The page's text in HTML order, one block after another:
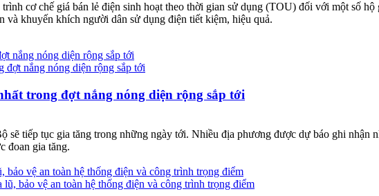
cơ chế giá bán lẻ điện sinh hoạt theo thời gian sử dụng (TOU) đối với một số
và khuyến khích người dân sử dụng điện tiết kiệm, hiệu quả.
nắng nóng diện rộng sắp tới
trong đợt nắng nóng diện rộng sắp tới
sẽ tiếp tục gia tăng trong những ngày tới. Nhiều địa phương được dự báo ghi
đoan gia tăng.
vệ an toàn hệ thống điện và công trình trọng điểm